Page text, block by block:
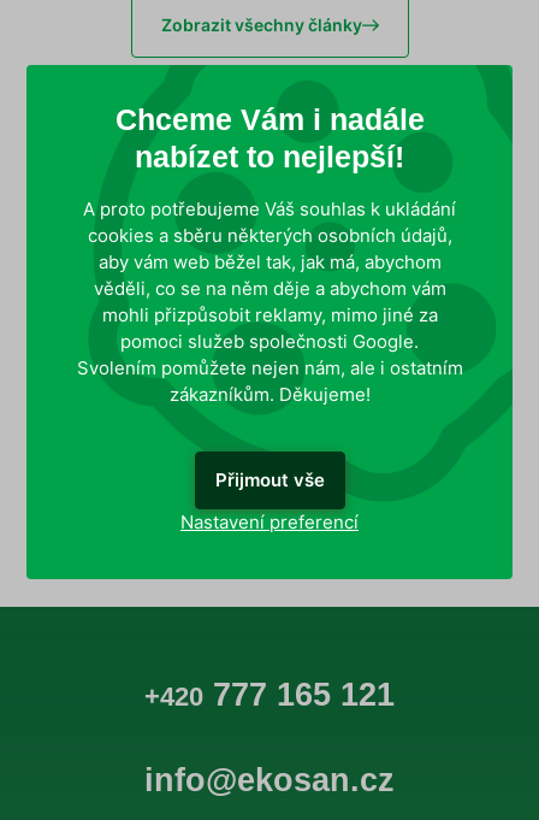
Zobrazit všechny články
Působíme
po celé ČR
Více než 30 let
v oboru
Zkušení technici
s dlouholetou praxí
Zakládající člen profesního
sdružení DDD
Držitel certifikátu kvality
ISO 9001:2015
+420 777 165 121
info@ekosan.cz
Chceme Vám i nadále
nabízet to nejlepší!
A proto potřebujeme Váš souhlas k ukládání
cookies a sběru některých osobních údajů,
aby vám web běžel tak, jak má, abychom
věděli, co se na něm děje a abychom vám
mohli přizpůsobit reklamy, mimo jiné za
pomoci služeb společnosti Google.
Svolením pomůžete nejen nám, ale i ostatním
zákazníkům. Děkujeme!
Nastavení preferencí
Přijmout vše